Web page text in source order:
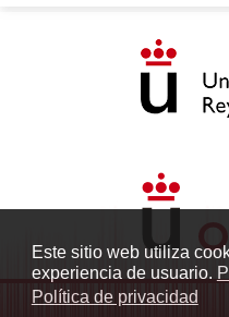
Este sitio web utiliza
experiencia de usuario.
Política de privacidad